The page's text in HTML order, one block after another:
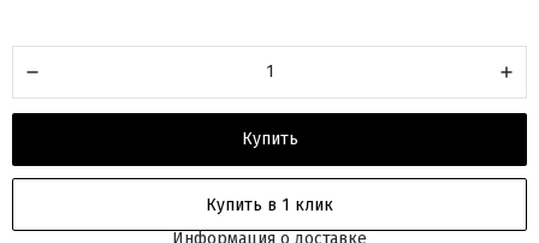
Купить
Купить в 1 клик
Информация о доставке